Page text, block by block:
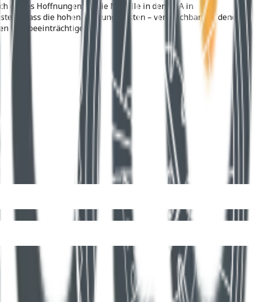
gab es Hoffnungen, da die Modelle in den USA in
dass die hohen Wartungskosten – vergleichbar mit denen
USA beeinträchtigen.